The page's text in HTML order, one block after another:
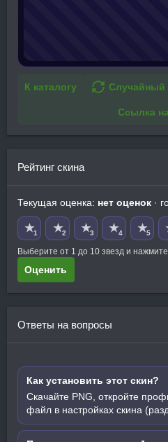
К каталогу Случайный
Ссылка
Рейтинг скина
Текущая оценка: нет оценок ·
★1 ★2 ★3 ★4 ★5
Выберите от 1 до 10 звезд и
Оценить
Ответы на вопросы
Как установить этот скин?
Скачайте PNG, откройте
файл в настройках скина